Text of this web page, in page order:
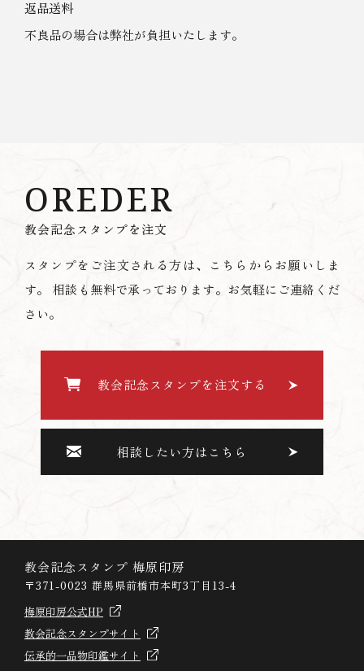
返品送料
不良品の場合は弊社が負担いたします。
OREDER
教会記念スタンプを注文
スタンプをご注文される方は、こちらからお願いしま
す。
相談も無料で承っております。お気軽にご連絡くだ
さい。
教会記念スタンプを注文する
相談したい方はこちら
教会記念スタンプ 梅原印房
〒371-0023 群馬県前橋市本町3丁目13-4
梅原印房公式HP
教会記念スタンプサイト
伝承的一品物印鑑サイト